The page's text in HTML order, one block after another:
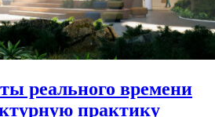
реального времени
практику